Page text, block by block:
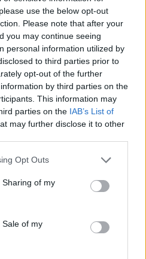
use the below opt-out
Please note that after your
you may continue seeing
personal information utilized by
to third parties prior to
opt-out of the further
by third parties on the
This information may
parties on the IAB’s List of
may further disclose it to other
Opt Outs
of my
of my
probabilità verrà tagliato dai
e Damian Jones, anche se da
soprattutto la scelta al Draft
sono riusciti a proteggere 1-
in una delle prime quattro
nel caso in cui la pick sia tra
immediatamente in una
A completare lo scambio a
Alexander-Walker che passano
ricevono anche tre seconde